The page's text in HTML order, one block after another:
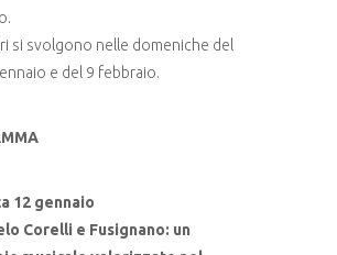
si svolgono nelle domeniche del
e del 9 febbraio.
12 gennaio
Corelli e Fusignano: un